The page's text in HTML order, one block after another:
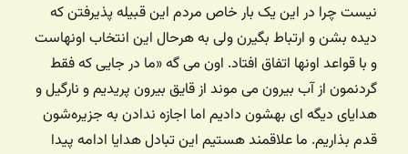
نیست چرا در این یک بار خاص مردم این قبیله پذیرفتن که
دیده بشن و ارتباط بگیرن ولی به هرحال این انتخاب اونهاست
و با قواعد اونها اتفاق افتاد. اون می گه «ما در جایی که فقط
گردنمون از آب بیرون می موند از قایق بیرون پریدیم و نارگیل و
هدایای دیگه ای بهشون دادیم اما اجازه ندادن به جزیره‌شون
قدم بذاریم. ما علاقمند هستیم این تبادل هدایا ادامه پیدا